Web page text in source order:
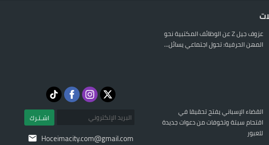
عزوف جيل Z عن الوظائف المكتبية نحو
المهن الحرفية: تحول اجتماعي يسائل...
القضاء الإسباني يفتح تحقيقا في
اقتحام سبتة وتخوفات من دعوات جديدة
للعبور
اشـتـرك
Hoceimacity.com@gmail.com